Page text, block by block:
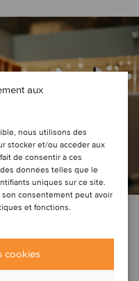
aux
nous utilisons des
stocker et/ou accéder aux
de consentir à ces
données telles que le
uniques sur ce site.
consentement peut avoir
et fonctions.
cookies
SÉCURITÉ
AGRICULTURE